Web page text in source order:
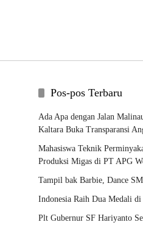
Pos-pos Terbaru
Ada Apa dengan Jalan
Kaltara Buka Transparansi
Mahasiswa Teknik
Produksi Migas di PT APG
Tampil bak Barbie, Dance
Indonesia Raih Dua Medali
Plt Gubernur SF Hariyanto